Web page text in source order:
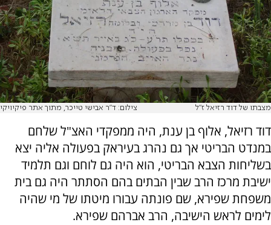
מצבתו של דוד רזיאל ז"ל צילום: ד"ר אבישי טייכר, מתוך אתר פיקיויקי
דוד רזיאל, אלוף בן ענת, היה ממפקדי האצ"ל שלחם
במנדט הבריטי אך גם נהרג בעיראק בפעולה אליה יצא
בשליחות הצבא הבריטי, הוא היה גם לוחם וגם תלמיד
ישיבת מרכז הרב שבין הבתים בהם הסתתר היה גם בית
משפחת שפירא, שם פונתה עבורו מיטתו של מי שהיה
לימים לראש הישיבה, הרב אברהם שפירא.